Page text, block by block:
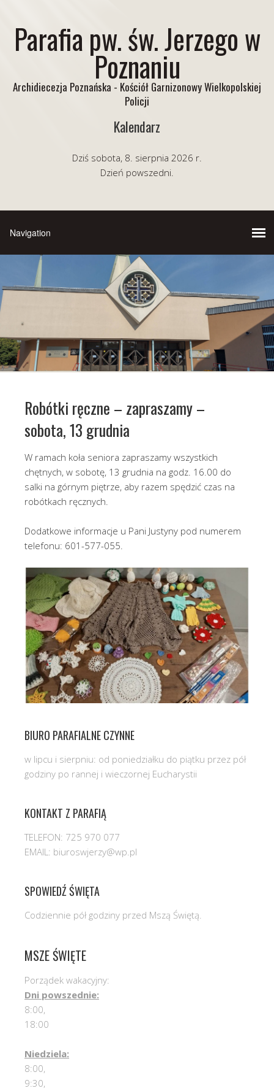
Parafia pw. św. Jerzego w
Poznaniu
Archidiecezja Poznańska - Kościół Garnizonowy Wielkopolskiej
Policji
Kalendarz
Dziś sobota, 8. sierpnia 2026 r.
Dzień powszedni.
Robótki ręczne – zapraszamy –
sobota, 13 grudnia
W ramach koła seniora zapraszamy wszystkich
chętnych, w sobotę, 13 grudnia na godz. 16.00 do
salki na górnym piętrze, aby razem spędzić czas na
robótkach ręcznych.
Dodatkowe informacje u Pani Justyny pod numerem
telefonu: 601-577-055.
BIURO PARAFIALNE CZYNNE
w lipcu i sierpniu: od poniedziałku do piątku przez pół
godziny po rannej i wieczornej Eucharystii
KONTAKT Z PARAFIĄ
TELEFON: 725 970 077
EMAIL: biuroswjerzy@wp.pl
SPOWIEDŹ ŚWIĘTA
Codziennie pół godziny przed Mszą Świętą.
MSZE ŚWIĘTE
Porządek wakacyjny:
Dni powszednie:
8:00,
18:00
Niedziela:
8:00,
9:30,